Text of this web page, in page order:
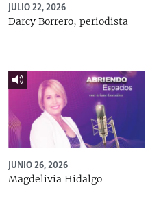
JULIO 22, 2026
Darcy Borrero, periodista
JUNIO 26, 2026
Magdelivia Hidalgo